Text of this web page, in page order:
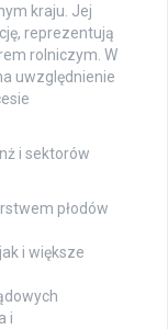
kraju. Jej
reprezentują
rolniczym. W
uwzględnienie
i sektorów
płodów
i większe
i